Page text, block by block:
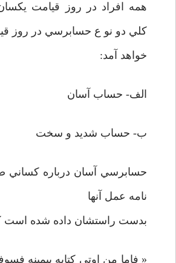
همه افراد در روز قيامت
کلي دو نو ع حسابرسي در روز
خواهد آمد:
الف- حساب آسان
ب- حساب شديد و سخت
حسابرسي آسان درباره کساني
نامه عمل آنها
بدست راستشان داده شده است
« فاما من اوتي کتابه بيمينه